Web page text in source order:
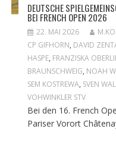
DEUTSCHE
BEI FRENCH OPEN 2026
22. MAI 2026
CP GIFHORN, DAVID
HASPE, FRANZISKA
BRAUNSCHWEIG, NOAH
SEM KOSTREWA, SVEN
VOHWINKLER STV
Bei den 16. French
Pariser Vorort